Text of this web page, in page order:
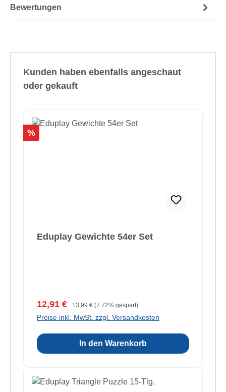
Bewertungen
Kunden haben ebenfalls angeschaut
oder gekauft
Rabatt
%
Eduplay Gewichte 54er Set
Verkaufspreis:
12,91 € Regulärer Preis:
13,99 € (7.72% gespart)
Preise inkl. MwSt. zzgl. Versandkosten
In den Warenkorb